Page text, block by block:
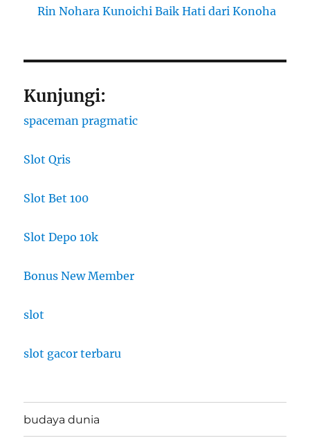
Rin Nohara Kunoichi Baik Hati dari Konoha
Kunjungi:
spaceman pragmatic
Slot Qris
Slot Bet 100
Slot Depo 10k
Bonus New Member
slot
slot gacor terbaru
budaya dunia